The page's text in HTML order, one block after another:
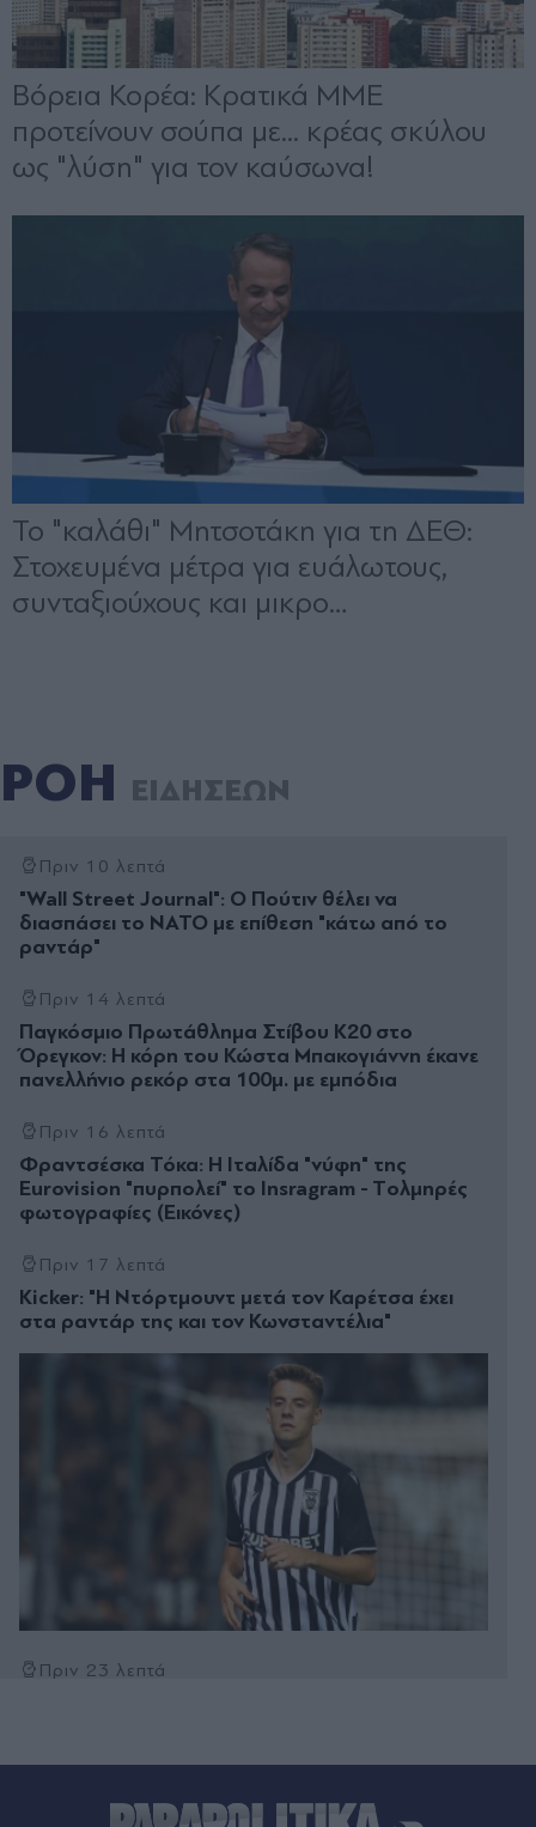
ΡΟΗ ΕΙΔΗΣΕΩΝ
Πριν 10 λεπτά
"Wall Street Journal": Ο Πούτιν θέλει να
διασπάσει το ΝΑΤΟ με επίθεση "κάτω από το
ραντάρ"
Πριν 14 λεπτά
Παγκόσμιο Πρωτάθλημα Στίβου Κ20 στο
Όρεγκον: Η κόρη του Κώστα Μπακογιάννη έκανε
πανελλήνιο ρεκόρ στα 100μ. με εμπόδια
Πριν 16 λεπτά
Φραντσέσκα Τόκα: Η Ιταλίδα "νύφη" της
Eurovision "πυρπολεί" το Insragram - Tολμηρές
φωτογραφίες (Εικόνες)
Πριν 17 λεπτά
Kicker: "Η Ντόρτμουντ μετά τον Καρέτσα έχει
στα ραντάρ της και τον Κωνσταντέλια"
Πριν 23 λεπτά